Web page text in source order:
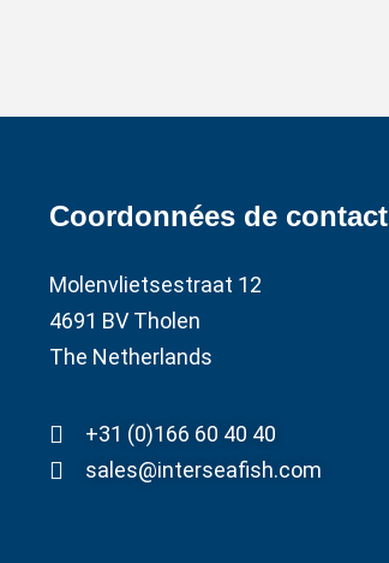
Coordonnées de contact
Molenvlietsestraat 12
4691 BV Tholen
The Netherlands
+31 (0)166 60 40 40
sales@interseafish.com